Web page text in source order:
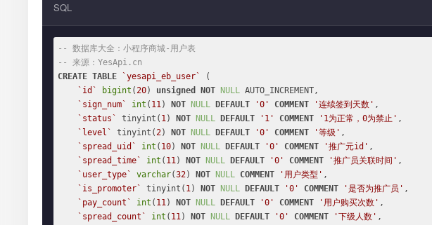
SQL
-- 数据库大全：小程序商城-用户表
-- 来源：YesApi.cn
CREATE TABLE `yesapi_eb_user`
(
`id`
bigint (20) unsigned NOT NULL AUTO_INCREMENT,
`sign_num`
int ( 11) NOT NULL DEFAULT '0' COMMENT '连续签到天数' ,
`status`
tinyint( 1) NOT NULL DEFAULT '1' COMMENT '1为正常，0为禁止' ,
`level`
tinyint(2) NOT NULL DEFAULT '0' COMMENT '等级' ,
`spread_uid`
int ( 10) NOT NULL DEFAULT '0' COMMENT '推广元id' ,
`spread_time`
int ( 11) NOT NULL DEFAULT '0' COMMENT '推广员关联时间' ,
`user_type`
varchar(32) NOT NULL COMMENT '用户类型' ,
`is_promoter`
tinyint( 1) NOT NULL DEFAULT '0' COMMENT '是否为推广员' ,
`pay_count`
int ( 11) NOT NULL DEFAULT '0' COMMENT '用户购买次数' ,
`spread_count`
int ( 11) NOT NULL DEFAULT '0' COMMENT '下级人数' ,